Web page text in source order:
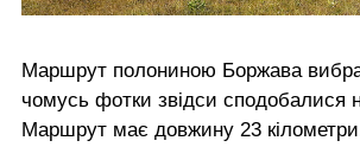
Маршрут полониною Боржава
чомусь фотки звідси сподобалися
Маршрут має довжину 23